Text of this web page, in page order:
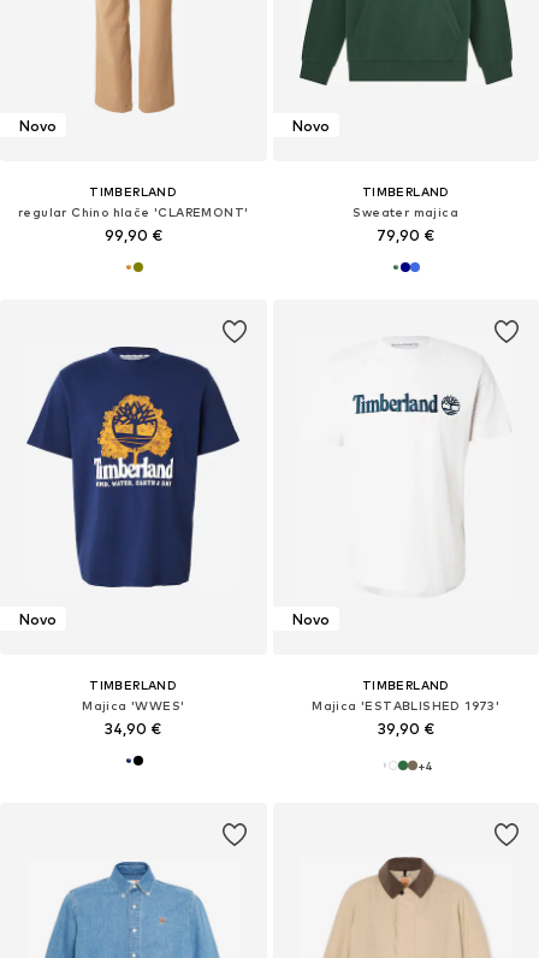
Novo
TIMBERLAND
regular Chino hlače 'CLAREMONT'
99,90 €
Novo
TIMBERLAND
Sweater majica
79,90 €
Novo
TIMBERLAND
Majica 'WWES'
34,90 €
Novo
TIMBERLAND
Majica 'ESTABLISHED 1973'
39,90 €
+4